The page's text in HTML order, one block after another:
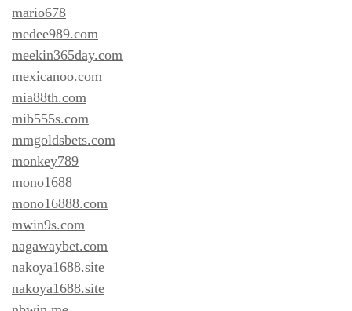
mario678
medee989.com
meekin365day.com
mexicanoo.com
mia88th.com
mib555s.com
mmgoldsbets.com
monkey789
mono1688
mono16888.com
mwin9s.com
nagawaybet.com
nakoya1688.site
nakoya1688.site